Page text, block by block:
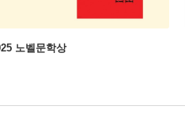
노벨문학상